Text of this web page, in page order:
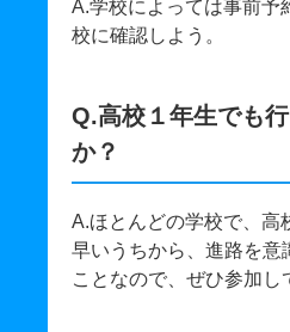
A.学校によっては事前予
校に確認しよう。
Q.高校１年生でも
か？
A.ほとんどの学校で、高
早いうちから、進路を意
ことなので、ぜひ参加し